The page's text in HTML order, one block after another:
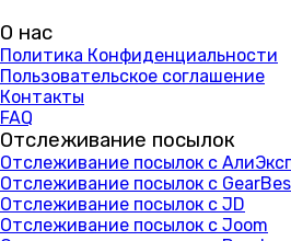
О нас
Политика Конфиденциальности
Пользовательское соглашение
Контакты
FAQ
Отслеживание посылок
Отслеживание посылок с
Отслеживание посылок с
Отслеживание посылок с JD
Отслеживание посылок с Joom